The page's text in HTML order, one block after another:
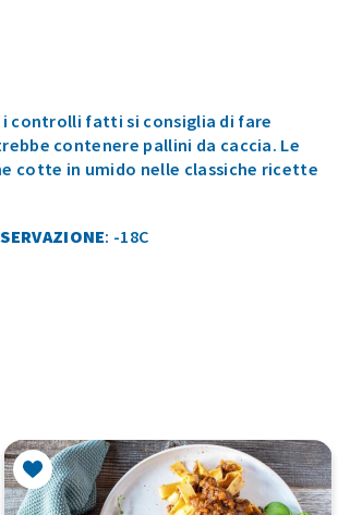
controlli fatti si consiglia di fare
contenere pallini da caccia. Le
cotte in umido nelle classiche ricette
: -18C